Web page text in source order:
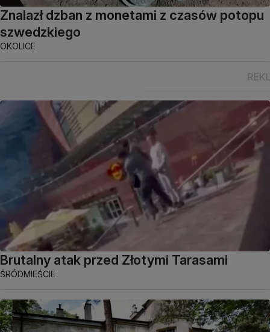
Znalazł dzban z monetami z czasów potopu
szwedzkiego
OKOLICE
Brutalny atak przed Złotymi Tarasami
ŚRÓDMIEŚCIE